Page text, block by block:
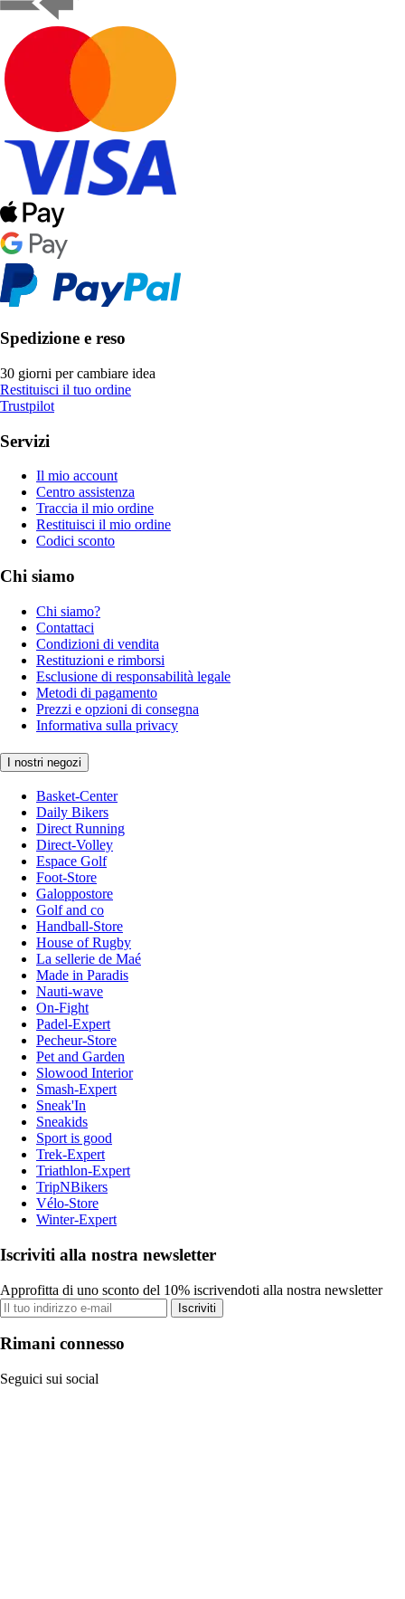
Spedizione e reso
30 giorni per cambiare idea
Restituisci il tuo ordine
Trustpilot
Servizi
Il mio account
Centro assistenza
Traccia il mio ordine
Restituisci il mio ordine
Codici sconto
Chi siamo
Chi siamo?
Contattaci
Condizioni di vendita
Restituzioni e rimborsi
Esclusione di responsabilità legale
Metodi di pagamento
Prezzi e opzioni di consegna
Informativa sulla privacy
I nostri negozi
Basket-Center
Daily Bikers
Direct Running
Direct-Volley
Espace Golf
Foot-Store
Galoppostore
Golf and co
Handball-Store
House of Rugby
La sellerie de Maé
Made in Paradis
Nauti-wave
On-Fight
Padel-Expert
Pecheur-Store
Pet and Garden
Slowood Interior
Smash-Expert
Sneak'In
Sneakids
Sport is good
Trek-Expert
Triathlon-Expert
TripNBikers
Vélo-Store
Winter-Expert
Iscriviti alla nostra newsletter
Approfitta di uno sconto del 10% iscrivendoti alla nostra newsletter
Iscriviti
Rimani connesso
Seguici sui social